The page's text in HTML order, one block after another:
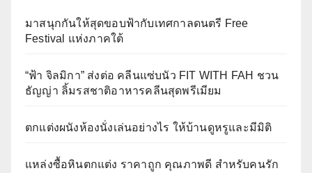
มาสนุกกันให้สุดขอบฟ้ากับเทศกาลดนตรี Free
Festival แห่งภาคใต้
“ฟ้า จิลมิกา” ส่งต่อ คลีนแซ่บนัว FIT WITH FAH ชวน
ธัญญ่า ลิ้มรสชาติอาหารคลีนสุดพรีเมียม
ตกแต่งผนังห้องนั่งเล่นอย่างไร ให้บ้านดูหรูและมีมิติ
แหล่งซื้อหินตกแต่ง ราคาถูก คุณภาพดี สำหรับคนรัก